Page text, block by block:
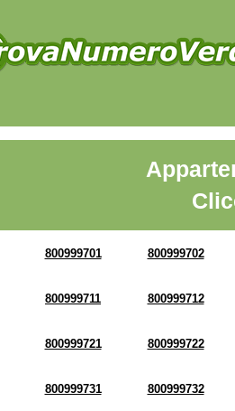
800999701 800999702
800999711 800999712
800999721 800999722
800999731 800999732